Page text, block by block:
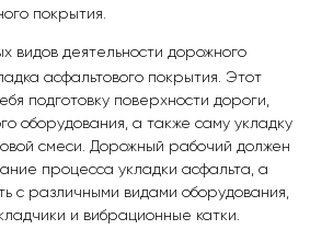
покрытия.
видов деятельности дорожного
асфальтового покрытия. Этот
подготовку поверхности дороги,
оборудования, а также саму укладку
смеси. Дорожный рабочий должен
процесса укладки асфальта, а
с различными видами оборудования,
и вибрационные катки.